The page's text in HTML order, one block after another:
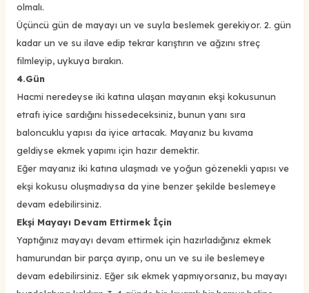
olmalı.
Üçüncü gün de mayayı un ve suyla beslemek gerekiyor. 2. gün
kadar un ve su ilave edip tekrar karıştırın ve ağzını streç
filmleyip, uykuya bırakın.
4.Gün
Hacmi neredeyse iki katına ulaşan mayanın ekşi kokusunun
etrafı iyice sardığını hissedeceksiniz, bunun yanı sıra
baloncuklu yapısı da iyice artacak. Mayanız bu kıvama
geldiyse ekmek yapımı için hazır demektir.
Eğer mayanız iki katına ulaşmadı ve yoğun gözenekli yapısı ve
ekşi kokusu oluşmadıysa da yine benzer şekilde beslemeye
devam edebilirsiniz.
Ekşi Mayayı Devam Ettirmek İçin
Yaptığınız mayayı devam ettirmek için hazırladığınız ekmek
hamurundan bir parça ayırıp, onu un ve su ile beslemeye
devam edebilirsiniz. Eğer sık ekmek yapmıyorsanız, bu mayayı